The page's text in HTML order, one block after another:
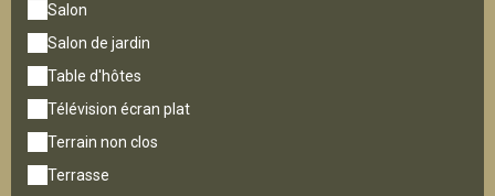
Salon
Salon de jardin
Table d'hôtes
Télévision écran plat
Terrain non clos
Terrasse